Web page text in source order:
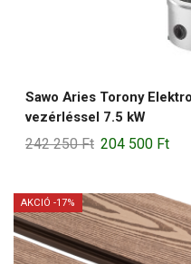
Sawo Aries Torony
vezérléssel 7.5 kW
242 250Ft Original
242
250 Ft.
204 500 Ft
AKCIÓ -17%